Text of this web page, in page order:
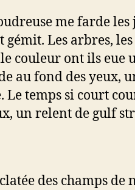
me farde les
Les arbres,
couleur ont ils eue
au fond des yeux,
Le temps si court
un relent de gulf
des champs de